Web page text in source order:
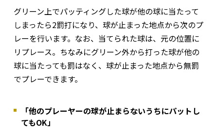
グリーン上でパッティングした球が他の球に当たって
しまったら2罰打になり、球が止まった地点から次のプ
レーを行います。なお、当てられた球は、元の位置に
リプレース。ちなみにグリーン外から打った球が他の
球に当たっても罰はなく、球が止まった地点から無罰
でプレーできます。
「他のプレーヤーの球が止まらないうちにパットし
てもOK」